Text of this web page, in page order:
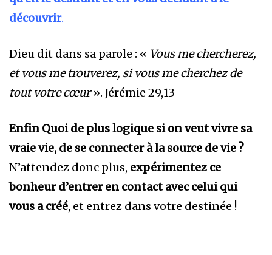
découvrir.
Dieu dit dans sa parole : « Vous me chercherez,
et vous me trouverez, si vous me cherchez de
tout votre cœur». Jérémie 29,13
Enfin Quoi de plus logique si on veut vivre sa
vraie vie, de se connecter à la source de vie ?
N’attendez donc plus, expérimentez ce
bonheur d’entrer en contact avec celui qui
vous a créé, et entrez dans votre destinée !